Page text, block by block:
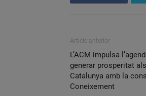
Article anterior
L’ACM impulsa
generar prosperitat
Catalunya amb la
Coneixement